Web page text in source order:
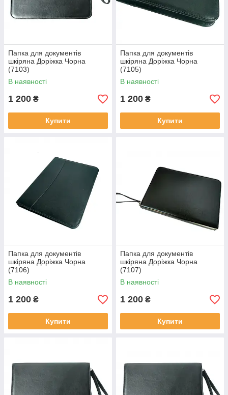
Папка для документів
шкіряна Доріжка Чорна
(7103)
В наявності
1 200 ₴
Купити
Папка для документів
шкіряна Доріжка Чорна
(7105)
В наявності
1 200 ₴
Купити
Папка для документів
шкіряна Доріжка Чорна
(7106)
В наявності
1 200 ₴
Купити
Папка для документів
шкіряна Доріжка Чорна
(7107)
В наявності
1 200 ₴
Купити